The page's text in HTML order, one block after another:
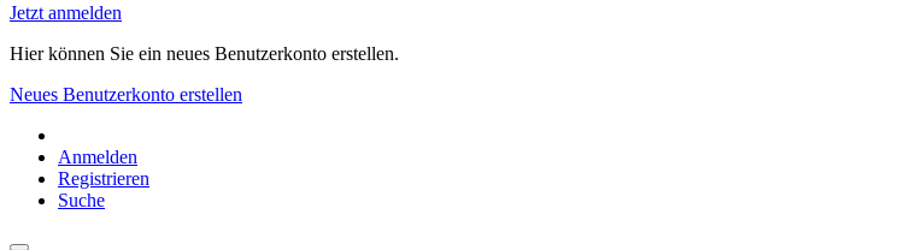
Jetzt anmelden
Hier können Sie ein neues Benutzerkonto erstellen.
Neues Benutzerkonto erstellen
Anmelden
Registrieren
Suche